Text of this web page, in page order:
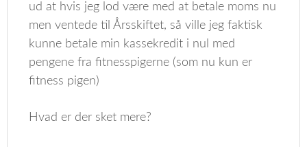
ud at hvis jeg lod være med at betale moms nu
men ventede til Årsskiftet, så ville jeg faktisk
kunne betale min kassekredit i nul med
pengene fra fitnesspigerne (som nu kun er
fitness pigen)
Hvad er der sket mere?